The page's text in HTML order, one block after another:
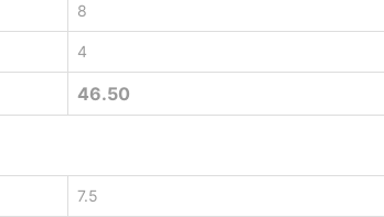
8
4
46.50
7.5